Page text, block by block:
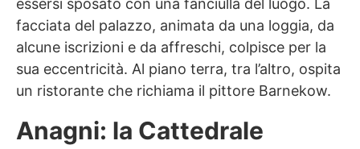
facciata del palazzo, animata da una loggia, da
alcune iscrizioni e da affreschi, colpisce per la
sua eccentricità. Al piano terra, tra l’altro, ospita
un ristorante che richiama il pittore Barnekow.
Anagni: la Cattedrale